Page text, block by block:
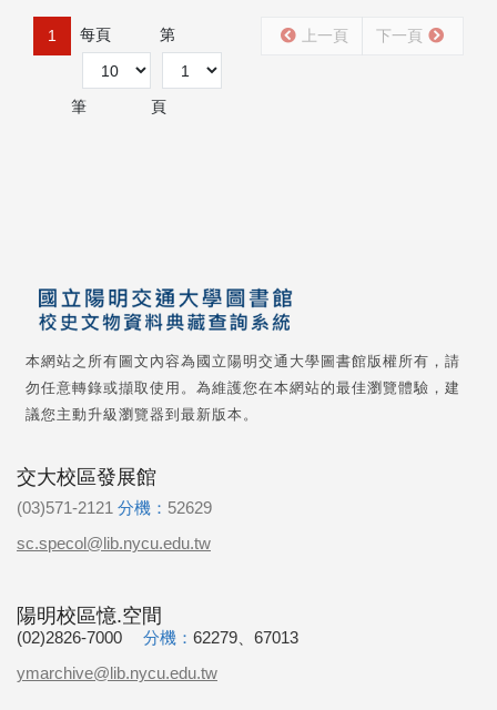
1 每頁
筆
第
頁
上一頁 下一頁
本網站之所有圖文內容為國立陽明交通大學圖書館版權所有，請
勿任意轉錄或擷取使用。為維護您在本網站的最佳瀏覽體驗，建
議您主動升級瀏覽器到最新版本。
交大校區發展館
(03)571-2121 分機： 52629
sc.specol@lib.nycu.edu.tw
陽明校區憶.空間
(02)2826-7000 分機： 62279、67013
ymarchive@lib.nycu.edu.tw